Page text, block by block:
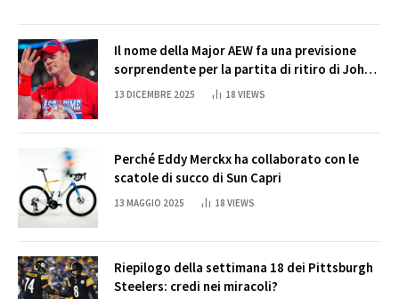
Il nome della Major AEW fa una previsione
sorprendente per la partita di ritiro di John
Cena
13 DICEMBRE 2025 18 VIEWS
Perché Eddy Merckx ha collaborato con le
scatole di succo di Sun Capri
13 MAGGIO 2025 18 VIEWS
Riepilogo della settimana 18 dei Pittsburgh
Steelers: credi nei miracoli?